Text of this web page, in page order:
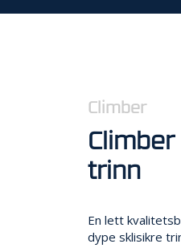
Climber
trinn
En lett
dype sklisikre